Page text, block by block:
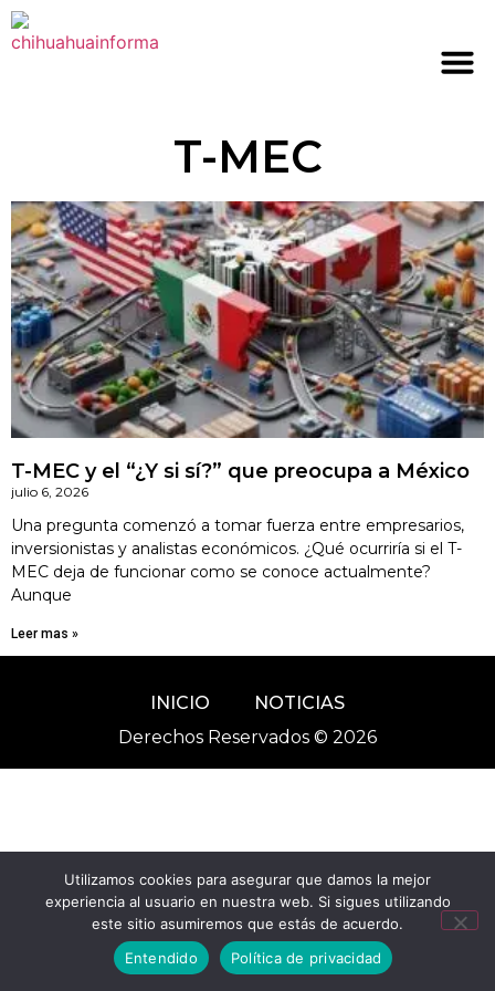
T-MEC
T-MEC y el “¿Y si sí?” que preocupa a México
julio 6, 2026
Una pregunta comenzó a tomar fuerza entre empresarios,
inversionistas y analistas económicos. ¿Qué ocurriría si el T-
MEC deja de funcionar como se conoce actualmente?
Aunque
Leer mas »
INICIO
NOTICIAS
Derechos Reservados © 2026
Utilizamos cookies para asegurar que damos la mejor
experiencia al usuario en nuestra web. Si sigues utilizando
este sitio asumiremos que estás de acuerdo.
Entendido
Política de privacidad